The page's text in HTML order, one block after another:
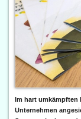
Im hart umkämpften
Unternehmen